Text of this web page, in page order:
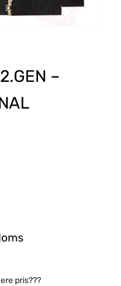
–
pris???